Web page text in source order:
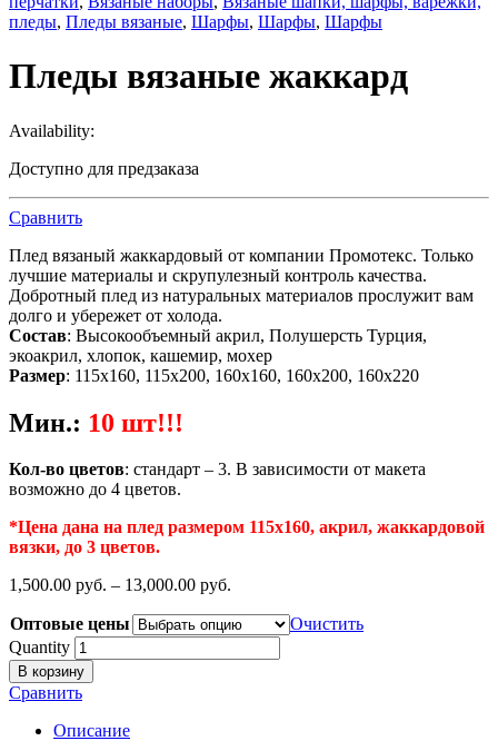
пледы, Пледы вязаные, Шарфы, Шарфы, Шарфы
Пледы вязаные жаккард
Availability:
Доступно для предзаказа
Сравнить
Плед вязаный жаккардовый от компании Промотекс. Только
лучшие материалы и скрупулезный контроль качества.
Добротный плед из натуральных материалов прослужит вам
долго и убережет от холода.
Состав: Высокообъемный акрил, Полушерсть Турция,
экоакрил, хлопок, кашемир, мохер
Размер: 115х160, 115х200, 160х160, 160х200, 160х220
Мин.: 10 шт!!!
Кол-во цветов: стандарт – 3. В зависимости от макета
возможно до 4 цветов.
*Цена дана на плед размером 115х160, акрил, жаккардовой
вязки, до 3 цветов.
1,500.00 руб. – 13,000.00 руб.
Оптовые цены
Очистить
Quantity
В корзину
Сравнить
Описание